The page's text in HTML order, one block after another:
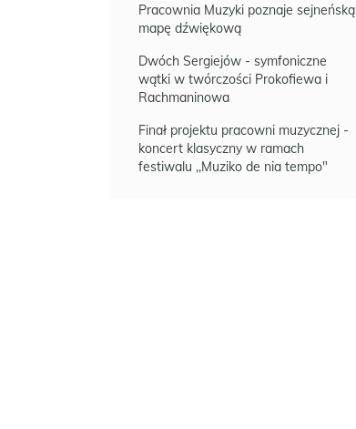
Pracownia Muzyki poznaje sejneńską
mapę dźwiękową
Dwóch Sergiejów - symfoniczne
wątki w twórczości Prokofiewa i
Rachmaninowa
Finał projektu pracowni muzycznej -
koncert klasyczny w ramach
festiwalu ,,Muziko de nia tempo"